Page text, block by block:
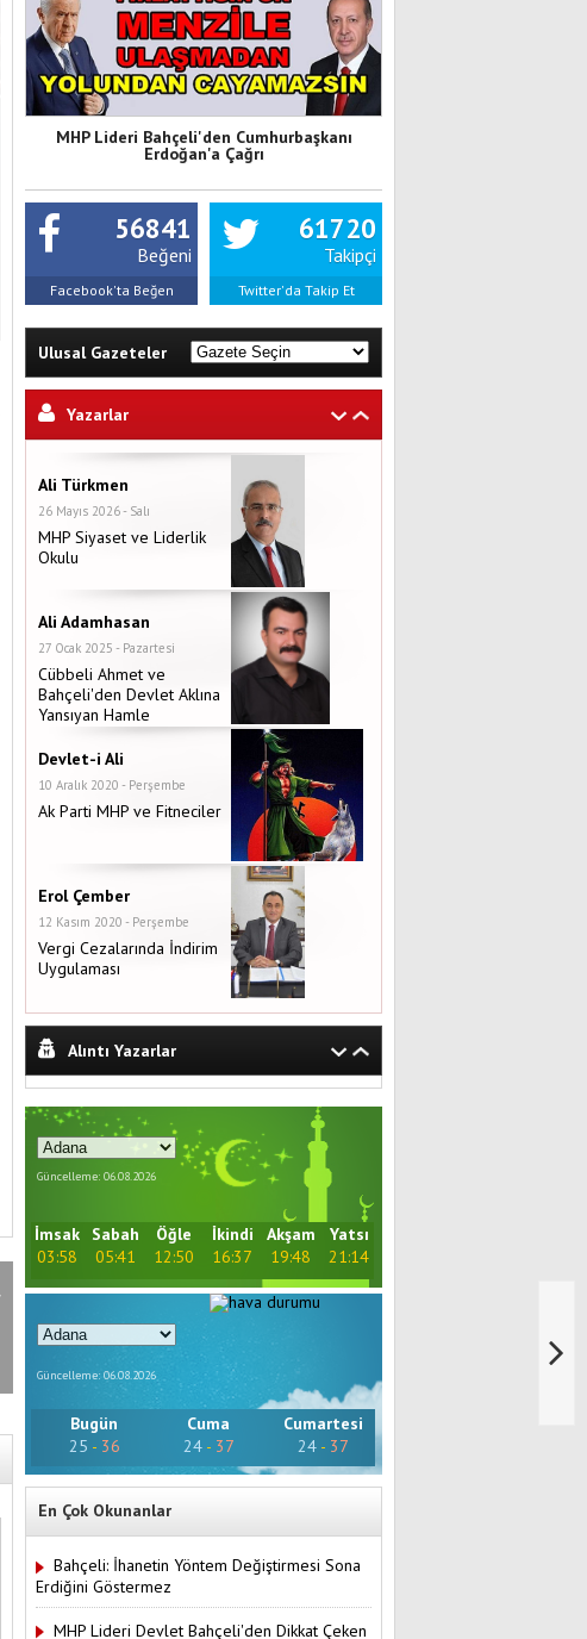
MHP Lideri Bahçeli'den Cumhurbaşkanı
Erdoğan'a Çağrı
56841
Beğeni
Facebook'ta Beğen
61720
Takipçi
Twitter'da Takip Et
Ulusal Gazeteler
Yazarlar
Ali Türkmen
26 Mayıs 2026 - Salı
MHP Siyaset ve Liderlik
Okulu
Ali Adamhasan
27 Ocak 2025 - Pazartesi
Cübbeli Ahmet ve
Bahçeli'den Devlet Aklına
Yansıyan Hamle
Devlet-i Ali
10 Aralık 2020 - Perşembe
Ak Parti MHP ve Fitneciler
Erol Çember
12 Kasım 2020 - Perşembe
Vergi Cezalarında İndirim
Uygulaması
Alıntı Yazarlar
Güncelleme: 06.08.2026
İmsak
03:58
Sabah
05:41
Öğle
12:50
İkindi
16:37
Akşam
19:48
Yatsı
21:14
Güncelleme: 06.08.2026
Bugün
25 - 36
Cuma
24- 37
Cumartesi
24- 37
En Çok Okunanlar
Bahçeli: İhanetin Yöntem Değiştirmesi Sona
Erdiğini Göstermez
MHP Lideri Devlet Bahçeli'den Dikkat Çeken